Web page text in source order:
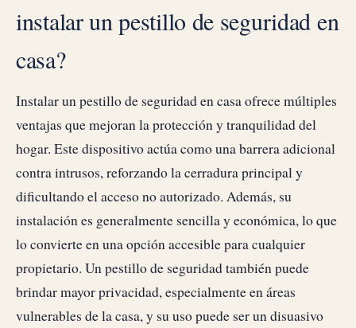
instalar un pestillo de seguridad en
casa?
Instalar un pestillo de seguridad en casa ofrece múltiples
ventajas que mejoran la protección y tranquilidad del
hogar. Este dispositivo actúa como una barrera adicional
contra intrusos, reforzando la cerradura principal y
dificultando el acceso no autorizado. Además, su
instalación es generalmente sencilla y económica, lo que
lo convierte en una opción accesible para cualquier
propietario. Un pestillo de seguridad también puede
brindar mayor privacidad, especialmente en áreas
vulnerables de la casa, y su uso puede ser un disuasivo